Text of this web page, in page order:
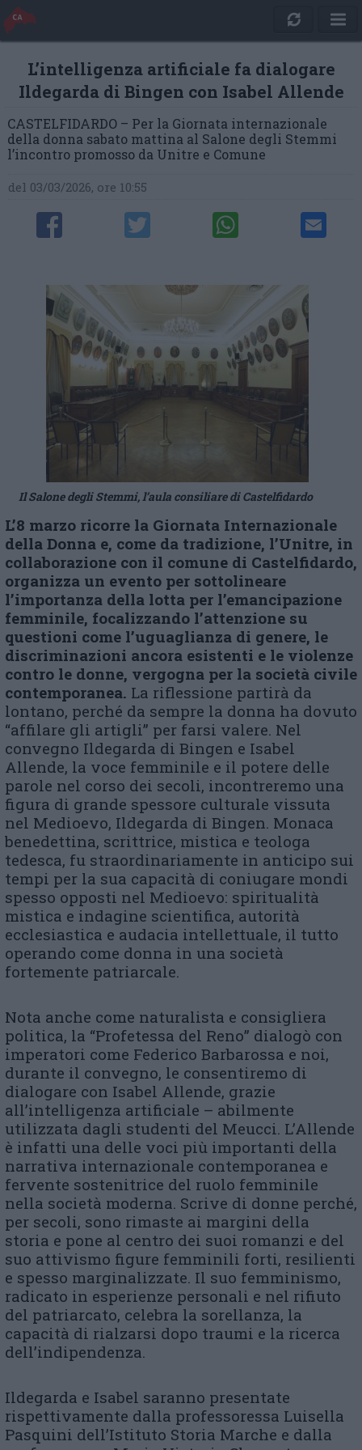
L’intelligenza artificiale fa dialogare
Ildegarda di Bingen con Isabel Allende
CASTELFIDARDO – Per la Giornata internazionale
della donna sabato mattina al Salone degli Stemmi
l’incontro promosso da Unitre e Comune
del 03/03/2026, ore 10:55
Il Salone degli Stemmi, l’aula consiliare di Castelfidardo
L’8 marzo ricorre la Giornata Internazionale
della Donna e, come da tradizione, l’Unitre, in
collaborazione con il comune di Castelfidardo,
organizza un evento per sottolineare
l’importanza della lotta per l’emancipazione
femminile, focalizzando l’attenzione su
questioni come l’uguaglianza di genere, le
discriminazioni ancora esistenti e le violenze
contro le donne, vergogna per la società civile
contemporanea. La riflessione partirà da
lontano, perché da sempre la donna ha dovuto
“affilare gli artigli” per farsi valere. Nel
convegno Ildegarda di Bingen e Isabel
Allende, la voce femminile e il potere delle
parole nel corso dei secoli, incontreremo una
figura di grande spessore culturale vissuta
nel Medioevo, Ildegarda di Bingen. Monaca
benedettina, scrittrice, mistica e teologa
tedesca, fu straordinariamente in anticipo sui
tempi per la sua capacità di coniugare mondi
spesso opposti nel Medioevo: spiritualità
mistica e indagine scientifica, autorità
ecclesiastica e audacia intellettuale, il tutto
operando come donna in una società
fortemente patriarcale.
Nota anche come naturalista e consigliera
politica, la “Profetessa del Reno” dialogò con
imperatori come Federico Barbarossa e noi,
durante il convegno, le consentiremo di
dialogare con Isabel Allende, grazie
all’intelligenza artificiale – abilmente
utilizzata dagli studenti del Meucci. L’Allende
è infatti una delle voci più importanti della
narrativa internazionale contemporanea e
fervente sostenitrice del ruolo femminile
nella società moderna. Scrive di donne perché,
per secoli, sono rimaste ai margini della
storia e pone al centro dei suoi romanzi e del
suo attivismo figure femminili forti, resilienti
e spesso marginalizzate. Il suo femminismo,
radicato in esperienze personali e nel rifiuto
del patriarcato, celebra la sorellanza, la
capacità di rialzarsi dopo traumi e la ricerca
dell’indipendenza.
Ildegarda e Isabel saranno presentate
rispettivamente dalla professoressa Luisella
Pasquini dell’Istituto Storia Marche e dalla